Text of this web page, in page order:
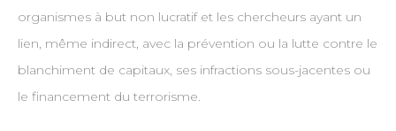
organismes à but non lucratif et les chercheurs ayant un
lien, même indirect, avec la prévention ou la lutte contre le
blanchiment de capitaux, ses infractions sous-jacentes ou
le financement du terrorisme.